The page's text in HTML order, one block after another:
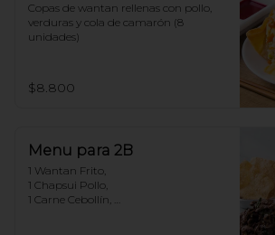
Copas de wantan rellenas con pollo,
verduras y cola de camarón (8
unidades)
$8.800
Menu para 2B
1 Wantan Frito,
1 Chapsui Pollo,
1 Carne Cebollín,